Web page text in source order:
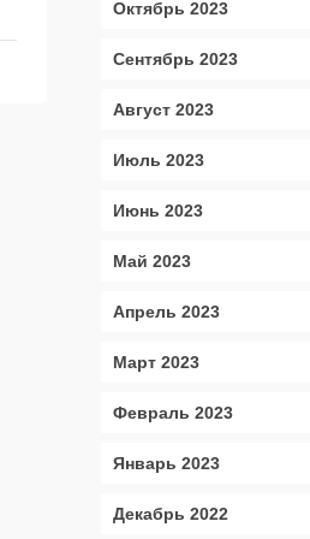
Октябрь 2023
Сентябрь 2023
Август 2023
Июль 2023
Июнь 2023
Май 2023
Апрель 2023
Март 2023
Февраль 2023
Январь 2023
Декабрь 2022